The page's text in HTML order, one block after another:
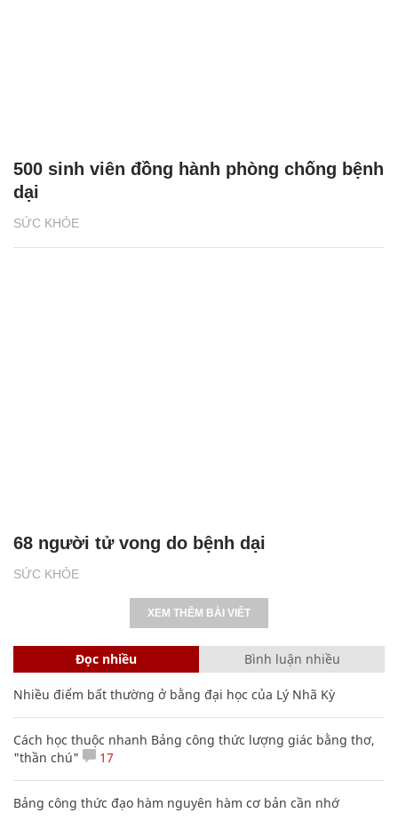
SỨC KHỎE
500 sinh viên đồng hành phòng chống bệnh
dại
SỨC KHỎE
68 người tử vong do bệnh dại
XEM THÊM BÀI VIẾT
Đọc nhiều Bình luận nhiều
Nhiều điểm bất thường ở bằng đại học của Lý Nhã Kỳ
Cách học thuộc nhanh Bảng công thức lượng giác bằng thơ,
"thần chú"
17
Bảng công thức đạo hàm nguyên hàm cơ bản cần nhớ